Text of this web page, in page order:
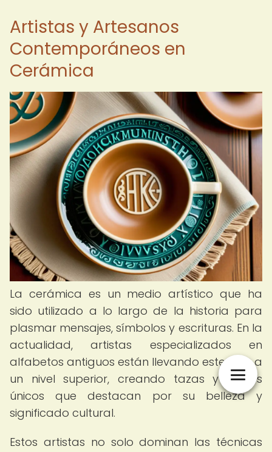
Artistas y Artesanos
Contemporáneos en
Cerámica
La cerámica es un medio artístico que ha
sido utilizado a lo largo de la historia para
plasmar mensajes, símbolos y escrituras. En la
actualidad, artistas especializados en
alfabetos antiguos están llevando este arte a
un nivel superior, creando tazas y platos
únicos que destacan por su belleza y
significado cultural.
Estos artistas no solo dominan las técnicas